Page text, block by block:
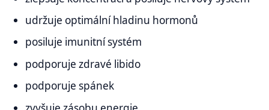
udržuje optimální hladinu hormonů
posiluje imunitní systém
podporuje zdravé libido
podporuje spánek